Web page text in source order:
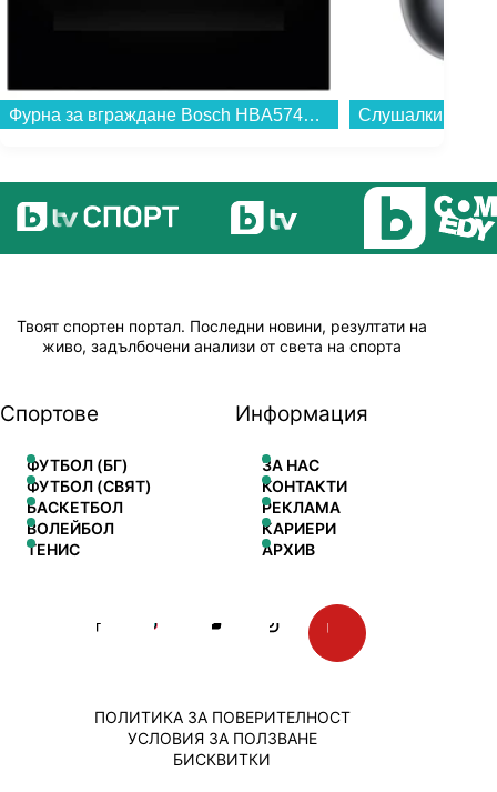
Фурна за вграждане Bosch HBA574BB3 , 71 , Push бутони , А+ , Пиролиза...
Твоят спортен портал. Последни новини, резултати на
живо, задълбочени анализи от света на спорта
Спортове
ФУТБОЛ (БГ)
ФУТБОЛ (СВЯТ)
БАСКЕТБОЛ
ВОЛЕЙБОЛ
ТЕНИС
Информация
ЗА НАС
КОНТАКТИ
РЕКЛАМА
КАРИЕРИ
АРХИВ
ПОЛИТИКА ЗА ПОВЕРИТЕЛНОСТ
УСЛОВИЯ ЗА ПОЛЗВАНЕ
БИСКВИТКИ